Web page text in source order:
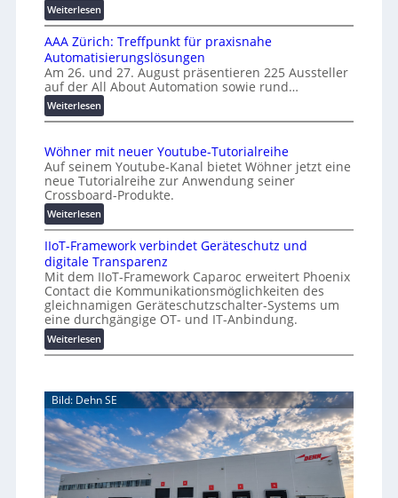
n
l
A
u
t
m
t
i
o
O
r
g
w
ä
c
s
w
e
t
e
Weiterlesen:
K
M
U
i
d
e
K
o
s
t
e
n
f
a
l
l
e
AAA Zürich: Treffpunkt für praxisnahe
Automatisierungslösungen
Am 26. und 27. August präsentieren 225 Aussteller
auf der All About Automation sowie rund…
Weiterlesen:
A
A
Z
ü
r
i
c
h
:
T
r
e
f
f
p
n
k
t
f
ü
r
p
Wöhner mit neuer Youtube-Tutorialreihe
Auf seinem Youtube-Kanal bietet Wöhner jetzt eine
neue Tutorialreihe zur Anwendung seiner
Crossboard-Produkte.
Weiterlesen:
W
ö
h
n
e
r
m
i
t
e
u
e
r
Y
o
u
IIoT-Framework verbindet Geräteschutz und
digitale Transparenz
Mit dem IIoT-Framework Caparoc erweitert Phoenix
Contact die Kommunikationsmöglichkeiten des
gleichnamigen Geräteschutzschalter-Systems um
eine durchgängige OT- und IT-Anbindung.
Weiterlesen:
I
T
-
F
r
a
m
Bild: Dehn SE